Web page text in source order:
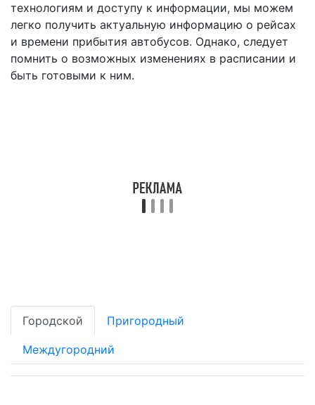
технологиям и доступу к информации, мы можем
легко получить актуальную информацию о рейсах
и времени прибытия автобусов. Однако, следует
помнить о возможных изменениях в расписании и
быть готовыми к ним.
Городской Пригородный
Междугородний